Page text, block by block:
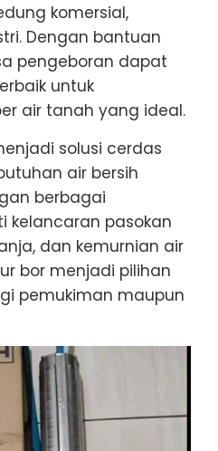
komersial,
Dengan bantuan
pengeboran dapat
untuk
air tanah yang ideal.
solusi cerdas
air bersih
berbagai
kelancaran pasokan
dan kemurnian air
bor menjadi pilihan
pemukiman maupun